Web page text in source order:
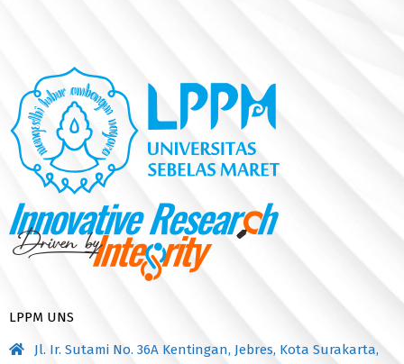
LPPM UNS
Jl. Ir. Sutami No. 36A Kentingan, Jebres, Kota Surakarta,